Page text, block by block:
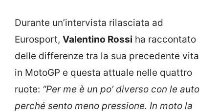
Durante un’intervista rilasciata ad
Eurosport, Valentino Rossi ha raccontato
delle differenze tra la sua precedente vita
in MotoGP e questa attuale nelle quattro
ruote: “Per me è un po’ diverso con le auto
perché sento meno pressione. In moto la